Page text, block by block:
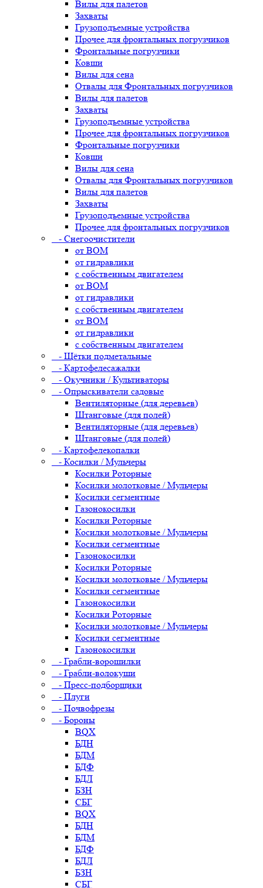
Вилы для палетов
Захваты
Грузоподъемные устройства
Прочее для фронтальных погрузчиков
Фронтальные погрузчики
Ковши
Вилы для сена
Отвалы для Фронтальных погрузчиков
Вилы для палетов
Захваты
Грузоподъемные устройства
Прочее для фронтальных погрузчиков
Фронтальные погрузчики
Ковши
Вилы для сена
Отвалы для Фронтальных погрузчиков
Вилы для палетов
Захваты
Грузоподъемные устройства
Прочее для фронтальных погрузчиков
- Снегоочистители
от ВОМ
от гидравлики
с собственным двигателем
от ВОМ
от гидравлики
с собственным двигателем
от ВОМ
от гидравлики
с собственным двигателем
- Щётки подметальные
- Картофелесажалки
- Окучники / Культиваторы
- Опрыскиватели садовые
Вентиляторные (для деревьев)
Штанговые (для полей)
Вентиляторные (для деревьев)
Штанговые (для полей)
- Картофелекопалки
- Косилки / Мульчеры
Косилки Роторные
Косилки молотковые / Мульчеры
Косилки сегментные
Газонокосилки
Косилки Роторные
Косилки молотковые / Мульчеры
Косилки сегментные
Газонокосилки
Косилки Роторные
Косилки молотковые / Мульчеры
Косилки сегментные
Газонокосилки
Косилки Роторные
Косилки молотковые / Мульчеры
Косилки сегментные
Газонокосилки
- Грабли-ворошилки
- Грабли-волокуши
- Пресс-подборщики
- Плуги
- Почвофрезы
- Бороны
BQX
БДН
БДМ
БДФ
БДЛ
БЗН
СБГ
BQX
БДН
БДМ
БДФ
БДЛ
БЗН
СБГ